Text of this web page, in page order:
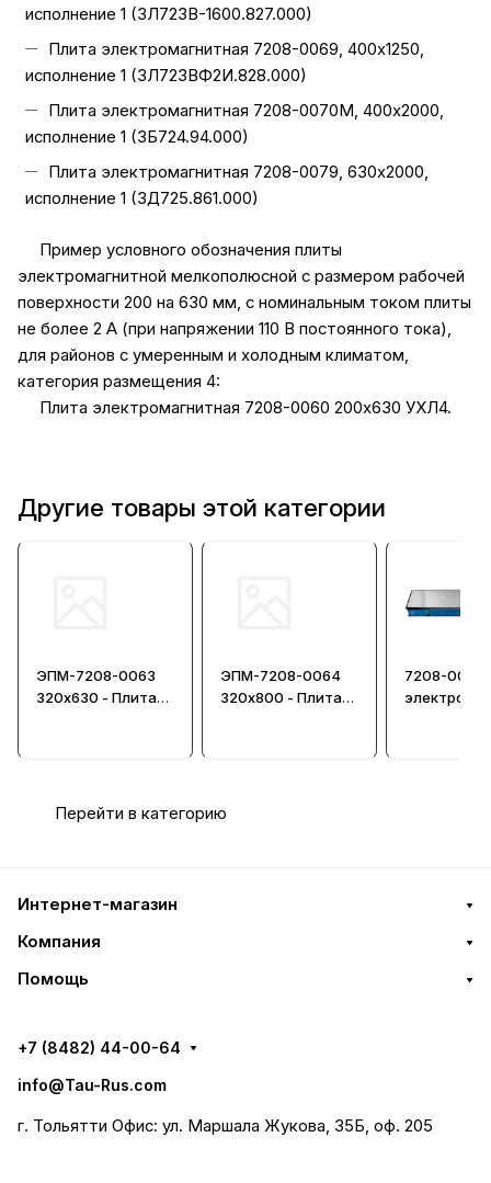
исполнение 1 (3Л723В-1600.827.000)
Плита электромагнитная 7208-0069, 400х1250,
исполнение 1 (3Л723ВФ2И.828.000)
Плита электромагнитная 7208-0070М, 400х2000,
исполнение 1 (3Б724.94.000)
Плита электромагнитная 7208-0079, 630х2000,
исполнение 1 (3Д725.861.000)
Пример условного обозначения плиты
электромагнитной мелкополюсной с размером рабочей
поверхности 200 на 630 мм, c номинальным током плиты
не более 2 А (при напряжении 110 В постоянного тока),
для районов с умеренным и холодным климатом,
категория размещения 4:
Плита электромагнитная 7208-0060 200х630 УХЛ4.
Другие товары этой категории
ЭПМ-7208-0063
320х630 - Плита
ЭПМ-7208-0064
320х800 - Плита
7208-0053
Перейти в категорию
Интернет-магазин
Компания
Помощь
+7 (8482) 44-00-64
info@Tau-Rus.com
г. Тольятти Офис: ул. Маршала Жукова, 35Б, оф. 205